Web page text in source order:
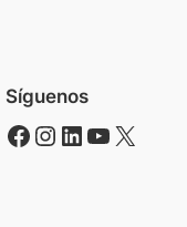
Síguenos
Facebook Instagram LinkedIn YouTube X